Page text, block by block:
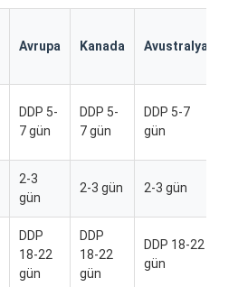
Avrupa Kanada Avustralya
DDP 5-
7 gün
DDP 5-
7 gün
DDP 5-7
gün
2-3
gün
2-3 gün 2-3 gün
DDP
18-22
gün
DDP
18-22
gün
DDP 18-22
gün